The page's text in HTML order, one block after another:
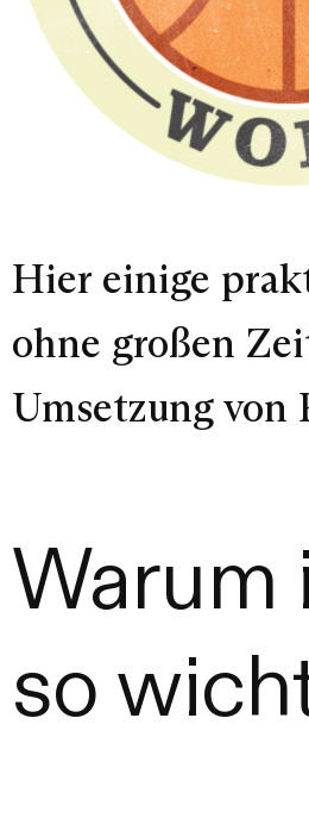
Hier einige
ohne großen
Umsetzung von
Warum
so